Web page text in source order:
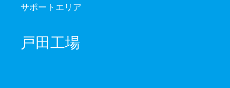
サポートエリア
戸田工場